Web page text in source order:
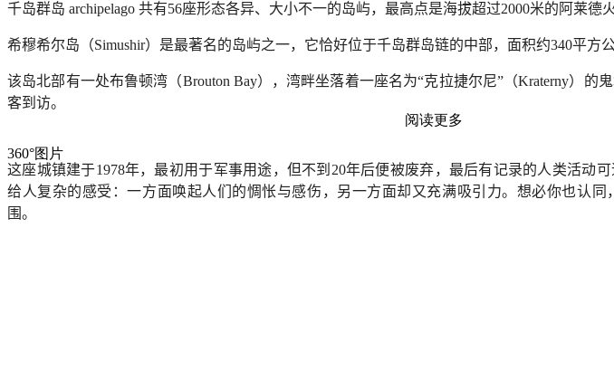
千岛群岛 archipelago 共有56座形态各异、大小不一的岛屿，最高点是海拔超过2000米的阿莱德
希穆希尔岛（Simushir）是最著名的岛屿之一，它恰好位于千岛群岛链的中部，面积约340平方
该岛北部有一处布鲁顿湾（Brouton Bay），湾畔坐落着一座名为“克拉捷尔尼” （Kraterny）的
客到访。
这座城镇建于1978年，最初用于军事用途，但不到 20年后便被废弃，最后有记录的人类活动可
给人复杂的感受：一方面唤起人们的惆怅与感伤，另一方面却又充满吸引力。想必你也认
围。
阅读更多
360°图片